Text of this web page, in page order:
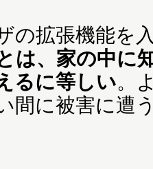
の拡張機能を
は、家の中に
るに等しい。
間に被害に遭